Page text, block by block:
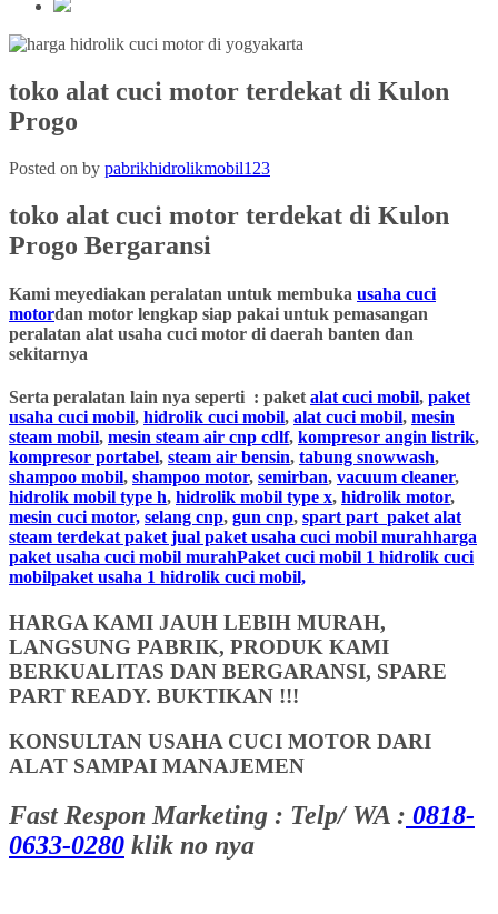
toko alat cuci motor terdekat di Kulon
Progo
Posted on by pabrikhidrolikmobil123
toko alat cuci motor terdekat di Kulon
Progo Bergaransi
Kami meyediakan peralatan untuk membuka usaha cuci
motordan motor lengkap siap pakai untuk pemasangan
peralatan alat usaha cuci motor di daerah banten dan
sekitarnya
Serta peralatan lain nya seperti : paket alat cuci mobil, paket
usaha cuci mobil, hidrolik cuci mobil, alat cuci mobil, mesin
steam mobil, mesin steam air cnp cdlf, kompresor angin listrik,
kompresor portabel, steam air bensin, tabung snowwash,
shampoo mobil, shampoo motor, semirban, vacuum cleaner,
hidrolik mobil type h, hidrolik mobil type x, hidrolik motor,
mesin cuci motor, selang cnp, gun cnp, spart part paket alat
steam terdekat paket jual paket usaha cuci mobil murahharga
paket usaha cuci mobil murahPaket cuci mobil 1 hidrolik cuci
mobilpaket usaha 1 hidrolik cuci mobil,
HARGA KAMI JAUH LEBIH MURAH,
LANGSUNG PABRIK, PRODUK KAMI
BERKUALITAS DAN BERGARANSI, SPARE
PART READY. BUKTIKAN !!!
KONSULTAN USAHA CUCI MOTOR DARI
ALAT SAMPAI MANAJEMEN
Fast Respon Marketing : Telp/ WA : 0818-
0633-0280 klik no nya